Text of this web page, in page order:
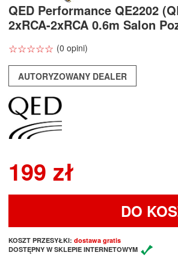
QED Performance QE2202
2xRCA-2xRCA 0.6m Salon
☆☆☆☆☆
★★★★★ (0 opini)
AUTORYZOWANY DEALER
199 zł
DO
KOSZT PRZESYŁKI: dostawa gratis
DOSTĘPNY W SKLEPIE INTERNETOWYM